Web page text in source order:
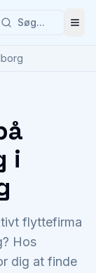
Søg... Åbn
i
flyttefirma
Hos
dig at finde